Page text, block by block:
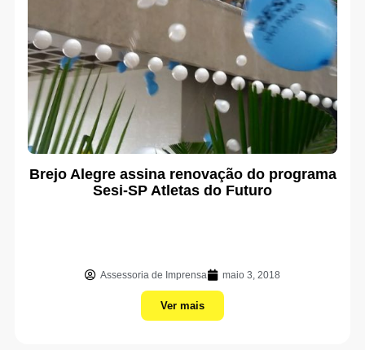
Brejo Alegre assina renovação do programa
Sesi-SP Atletas do Futuro
Assessoria de Imprensa maio 3, 2018
Ver mais